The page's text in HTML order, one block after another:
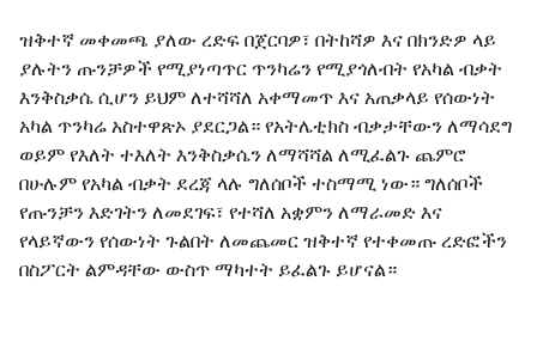
ዝቅተኛ መቀመጫ ያለው ረድፍ በጀርባዎ፣ በትከሻዎ እና በክንድዎ ላይ
ያሉትን ጡንቻዎች የሚያነጣጥር ጥንካሬን የሚያጎለብት የአካል ብቃት
እንቅስቃሴ ሲሆን ይህም ለተሻሻለ አቀማመጥ እና አጠቃላይ የሰውነት
አካል ጥንካሬ አስተዋጽኦ ያደርጋል። የአትሌቲክስ ብቃታቸውን ለማሳደግ
ወይም የእለት ተእለት እንቅስቃሴን ለማሻሻል ለሚፈልጉ ጨምሮ
በሁሉም የአካል ብቃት ደረጃ ላሉ ግለሰቦች ተስማሚ ነው። ግለሰቦች
የጡንቻን እድገትን ለመደገፍ፣ የተሻለ አቋምን ለማራመድ እና
የላይኛውን የሰውነት ጉልበት ለመጨመር ዝቅተኛ የተቀመጡ ረድፎችን
በስፖርት ልምዳቸው ውስጥ ማካተት ይፈልጉ ይሆናል።